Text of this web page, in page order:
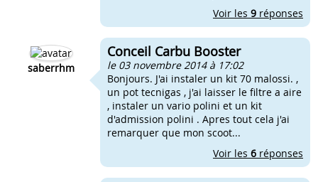
Voir les 9 réponses
saberrhm
Conceil Carbu Booster
le 03 novembre 2014 à 17:02
Bonjours. J'ai instaler un kit 70 malossi. ,
un pot tecnigas , j'ai laisser le filtre a aire
, instaler un vario polini et un kit
d'admission polini . Apres tout cela j'ai
remarquer que mon scoot...
Voir les 6 réponses